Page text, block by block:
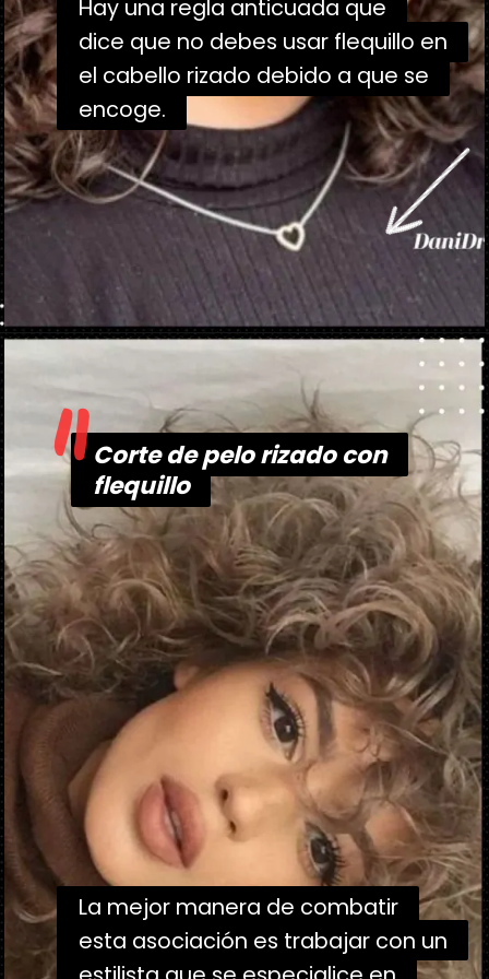
Hay una regla anticuada que
dice que no debes usar flequillo en
el cabello rizado debido a que se
encoge.
Hay una regla anticuada que
dice que no debes usar flequillo en
el cabello rizado debido a que se
encoge.
https://danidrops.com.br/es/tendencia-de-corte-de-pelo-rizado-2025/
La mejor manera de combatir
esta asociación es trabajar con un
La mejor manera de combatir
esta asociación es trabajar con un
Corte de pelo rizado con
flequillo
Corte de pelo rizado con
flequillo
"